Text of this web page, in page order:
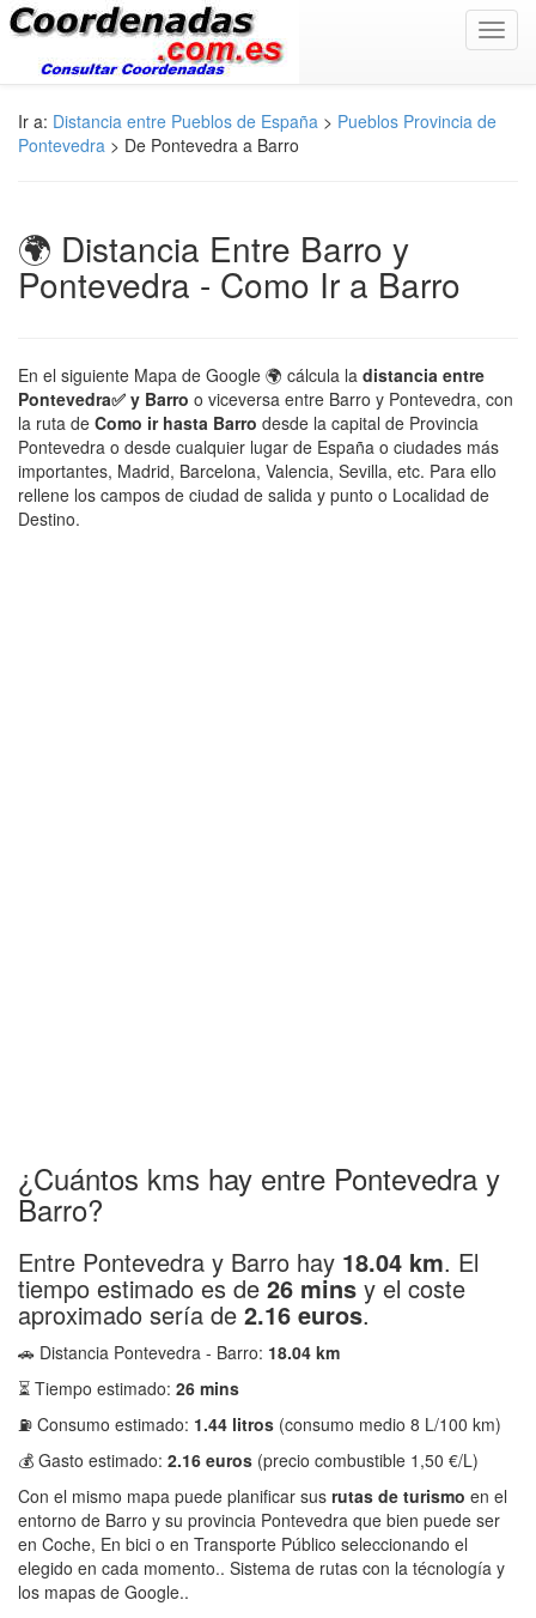
Ir a: Distancia entre Pueblos de España > Pueblos Provincia de
Pontevedra > De Pontevedra a Barro
🌍 Distancia Entre Barro y
Pontevedra - Como Ir a Barro
En el siguiente Mapa de Google 🌍 cálcula la distancia entre
Pontevedra✅ y Barro o viceversa entre Barro y Pontevedra, con
la ruta de Como ir hasta Barro desde la capital de Provincia
Pontevedra o desde cualquier lugar de España o ciudades más
importantes, Madrid, Barcelona, Valencia, Sevilla, etc. Para ello
rellene los campos de ciudad de salida y punto o Localidad de
Destino.
¿Cuántos kms hay entre Pontevedra y
Barro?
Entre Pontevedra y Barro hay 18.04 km. El
tiempo estimado es de 26 mins y el coste
aproximado sería de 2.16 euros.
🚗 Distancia Pontevedra - Barro: 18.04 km
⏳ Tiempo estimado: 26 mins
⛽ Consumo estimado: 1.44 litros (consumo medio 8 L/100 km)
💰 Gasto estimado: 2.16 euros (precio combustible 1,50 €/L)
Con el mismo mapa puede planificar sus rutas de turismo en el
entorno de Barro y su provincia Pontevedra que bien puede ser
en Coche, En bici o en Transporte Público seleccionando el
elegido en cada momento.. Sistema de rutas con la técnología y
los mapas de Google..